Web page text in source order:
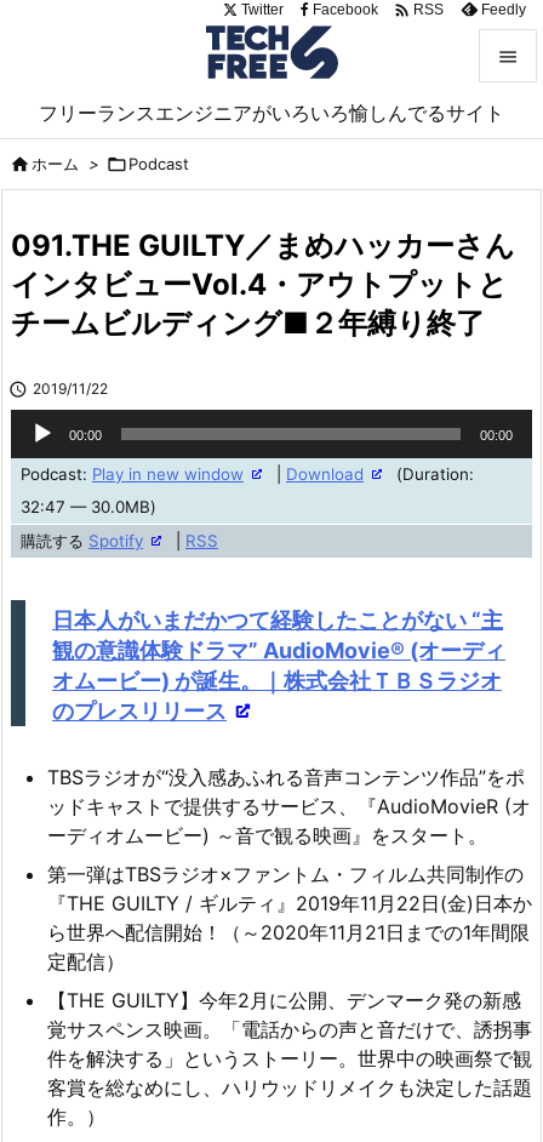
フリーランスエンジニアがいろいろ愉しんでるサイト


サイド

前へ

Twitter Facebook  RSS Feedly
ホーム > Podcast
091.THE GUILTY／まめハッカーさん
インタビューVol.4・アウトプットと
チームビルディング■２年縛り終了
 2019/11/22
声
プ
レ
00:00 00:00
Podcast: Play in new window Download
(Duration:
32:47 — 30.0MB)
購読する Spotify RSS
日本人がいまだかつて経験したことがない “主
観の意識体験ドラマ” AudioMovie® (オーディ
オムービー) が誕生。｜株式会社ＴＢＳラジオ
のプレスリリース
TBSラジオが“没入感あふれる音声コンテンツ作品”をポ
ッドキャストで提供するサービス、『AudioMovieR (オ
ーディオムービー) ～音で観る映画』をスタート。
第一弾はTBSラジオ×ファントム・フィルム共同制作の
『THE GUILTY / ギルティ』2019年11月22日(金)日本か
ら世界へ配信開始！（～2020年11月21日までの1年間限
定配信）
【THE GUILTY】今年2月に公開、デンマーク発の新感
覚サスペンス映画。「電話からの声と音だけで、誘拐事
件を解決する」というストーリー。世界中の映画祭で観
客賞を総なめにし、ハリウッドリメイクも決定した話題
作。）